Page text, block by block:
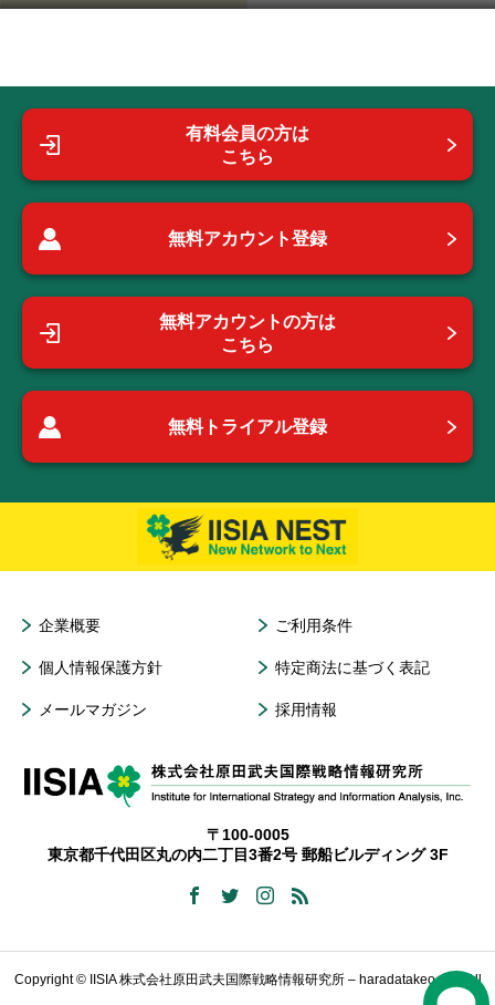
有料会員の方は
こちら
無料アカウント登録
無料アカウントの方は
こちら
無料トライアル登録
企業概要 ご利用条件
個人情報保護方針 特定商法に基づく表記
メールマガジン 採用情報
〒100-0005
東京都千代田区丸の内二丁目3番2号 郵船ビルディング 3F
Copyright © IISIA 株式会社原田武夫国際戦略情報研究所 – haradatakeo.com All